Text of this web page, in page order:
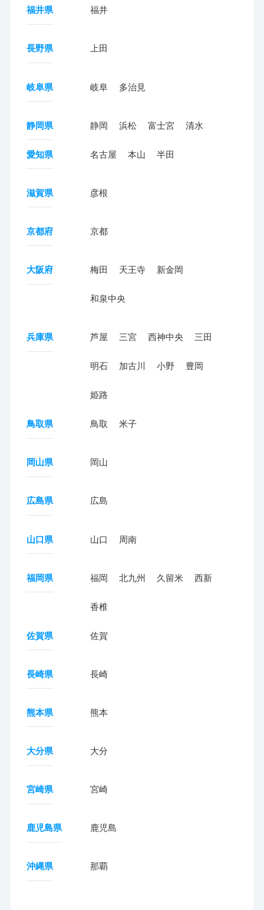
福井県 福井
長野県 上田
岐阜県 岐阜 多治見
静岡県 静岡 浜松 富士宮 清水
愛知県 名古屋 本山 半田
滋賀県 彦根
京都府 京都
大阪府 梅田 天王寺 新金岡
和泉中央
兵庫県 芦屋 三宮 西神中央 三田
明石 加古川 小野 豊岡
姫路
鳥取県 鳥取 米子
岡山県 岡山
広島県 広島
山口県 山口 周南
福岡県 福岡 北九州 久留米 西新
香椎
佐賀県 佐賀
長崎県 長崎
熊本県 熊本
大分県 大分
宮崎県 宮崎
鹿児島県 鹿児島
沖縄県 那覇